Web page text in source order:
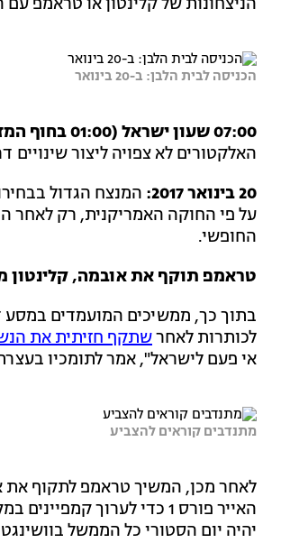
הניצחונות של קלינטון או טראמפ עם
הכניסה לבית הלבן: ב-20 בינואר
07:00 שעון ישראל (01:00 בחוף המזרחי):
האלקטורים לא צפויה ליצור
20 בינואר 2017:
על פי החוקה האמריקנית, רק לאחר
החופשי.
טראמפ תוקף את אובמה, קלינטון
בתוך כך, ממשיכים המועמדים במסע
לכותרות לאחרשתקף חזיתית את
אי פעם לישראל", אמר לתומכיו
מתנדבים קוראים להצביע
לאחר מכן, המשיך טראמפ לתקוף את
האייר פורס 1 כדי לערוך
יהיה יום הסטורי כל הממשל